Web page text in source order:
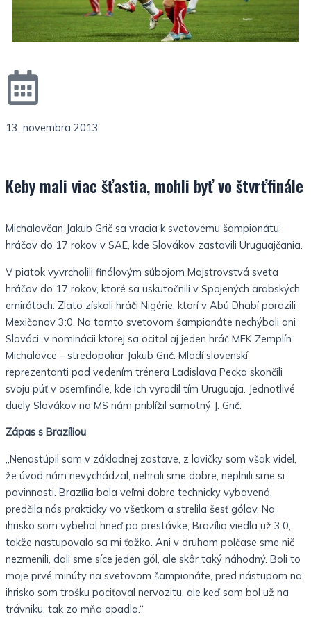
e
b
o
o
k
-
l
i
g
h
t
t
r
a
m
-
1
-
l
i
g
h
t
13. novembra 2013
Keby mali viac šťastia, mohli byť vo štvrťfinále
Michalovčan Jakub Grič sa vracia k svetovému šampionátu
hráčov do 17 rokov v SAE, kde Slovákov zastavili Uruguajčania.
V piatok vyvrcholili finálovým súbojom Majstrovstvá sveta
hráčov do 17 rokov, ktoré sa uskutočnili v Spojených arabských
emirátoch. Zlato získali hráči Nigérie, ktorí v Abú Dhabí porazili
Mexičanov 3:0. Na tomto svetovom šampionáte nechýbali ani
Slováci, v nominácii ktorej sa ocitol aj jeden hráč MFK Zemplín
Michalovce – stredopoliar Jakub Grič. Mladí slovenskí
reprezentanti pod vedením trénera Ladislava Pecka skončili
svoju púť v osemfinále, kde ich vyradil tím Uruguaja. Jednotlivé
duely Slovákov na MS nám priblížil samotný J. Grič.
Zápas s Brazíliou
„Nenastúpil som v základnej zostave, z lavičky som však videl,
že úvod nám nevychádzal, nehrali sme dobre, neplnili sme si
povinnosti. Brazília bola veľmi dobre technicky vybavená,
predčila nás prakticky vo všetkom a strelila šesť gólov. Na
ihrisko som vybehol hneď po prestávke, Brazília viedla už 3:0,
takže nastupovalo sa mi ťažko. Ani v druhom polčase sme nič
nezmenili, dali sme síce jeden gól, ale skôr taký náhodný. Boli to
moje prvé minúty na svetovom šampionáte, pred nástupom na
ihrisko som trošku pociťoval nervozitu, ale keď som bol už na
trávniku, tak zo mňa opadla.“